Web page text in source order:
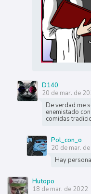
D140
20 de mar. de
De verdad me
enemistado
comidas
Pol_con_o
20 de mar.
Hay
Hutopo
18 de mar. de 2022